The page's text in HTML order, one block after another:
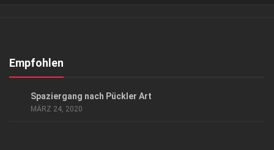
Kontakt, Impressum
Empfohlen
Spaziergang nach Pückler Art
MÄRZ 24, 2020